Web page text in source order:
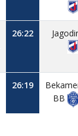
26:22
26:19
BB